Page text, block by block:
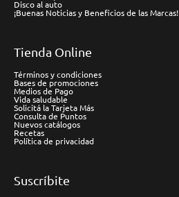
Disco al auto
¡Buenas Noticias y Beneficios de las Marcas!
Tienda Online
Términos y condiciones
Bases de promociones
Medios de Pago
Vida saludable
Solicitá la Tarjeta Más
Consulta de Puntos
Nuevos catálogos
Recetas
Política de privacidad
Suscríbite